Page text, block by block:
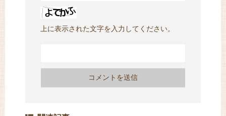
上に表示された文字を入力してください。